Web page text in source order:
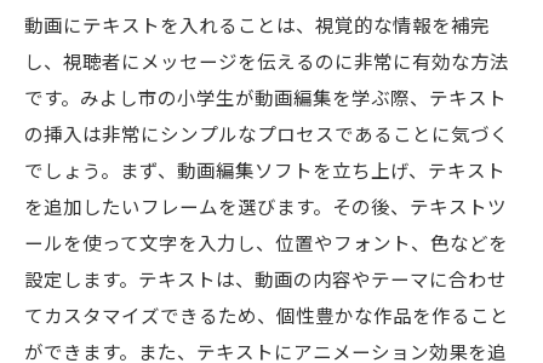
動画にテキストを入れることは、視覚的な情報を補完
し、視聴者にメッセージを伝えるのに非常に有効な方法
です。みよし市の小学生が動画編集を学ぶ際、テキスト
の挿入は非常にシンプルなプロセスであることに気づく
でしょう。まず、動画編集ソフトを立ち上げ、テキスト
を追加したいフレームを選びます。その後、テキストツ
ールを使って文字を入力し、位置やフォント、色などを
設定します。テキストは、動画の内容やテーマに合わせ
てカスタマイズできるため、個性豊かな作品を作ること
ができます。また、テキストにアニメーション効果を追